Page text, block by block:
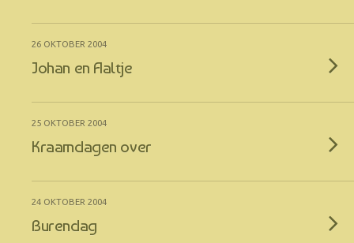
26 OKTOBER 2004
Johan en Aaltje
25 OKTOBER 2004
Kraamdagen over
24 OKTOBER 2004
Burendag